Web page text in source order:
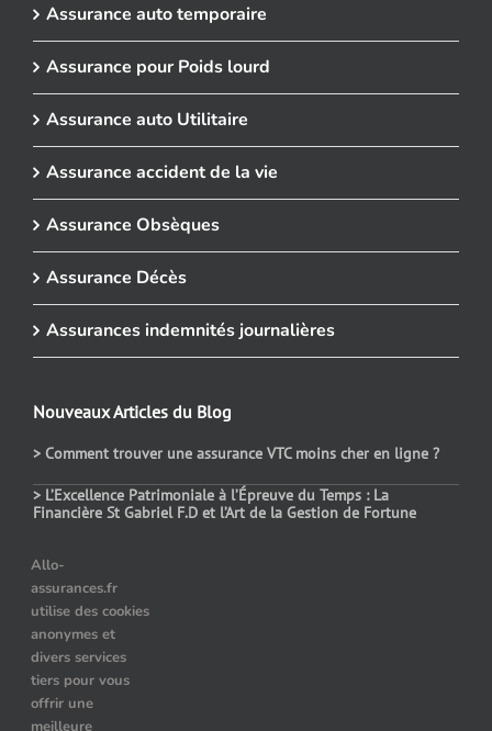
Nouveaux Articles du Blog
> Comment trouver une assurance VTC moins cher en ligne ?
> L’Excellence Patrimoniale à l’Épreuve du Temps : La
Financière St Gabriel F.D et l’Art de la Gestion de Fortune
> Le prix des assurances pour les véhicules hybrides : comment
choisir ?
> Quelle assurance auto après résiliation pour alcoolémie ?
Assurance auto temporaire
Assurance pour Poids lourd
Assurance auto Utilitaire
Assurance accident de la vie
Assurance Obsèques
Assurance Décès
Assurances indemnités journalières
Allo-
assurances.fr
utilise des cookies
anonymes et
divers services
tiers pour vous
offrir une
meilleure